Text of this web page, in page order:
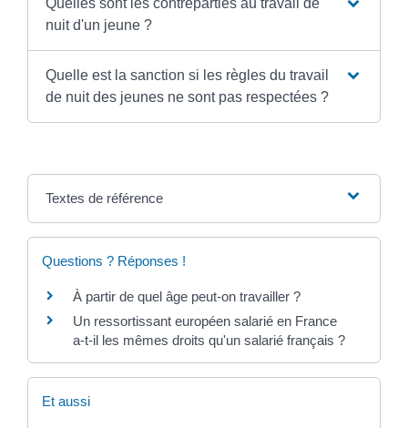
Quelles sont les contreparties au travail de
nuit d'un jeune ?
Quelle est la sanction si les règles du travail
de nuit des jeunes ne sont pas respectées ?
Textes de référence
Questions ? Réponses !
À partir de quel âge peut-on travailler ?
Un ressortissant européen salarié en France
a-t-il les mêmes droits qu'un salarié français ?
Et aussi